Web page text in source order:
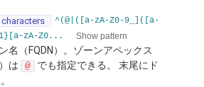
characters
^(@|([a-zA-Z0-9_]([a-
zA-Z0...
Show pattern
名（FQDN）。ゾーンアペックス
は
@
でも指定できる。 末尾にド